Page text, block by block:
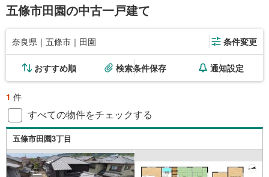
五條市田園の中古一戸建て
奈良県｜五條市｜田園 条件変更
おすすめ順 検索条件保存 通知設定
1 件
すべての物件をチェックする
五條市田園3丁目